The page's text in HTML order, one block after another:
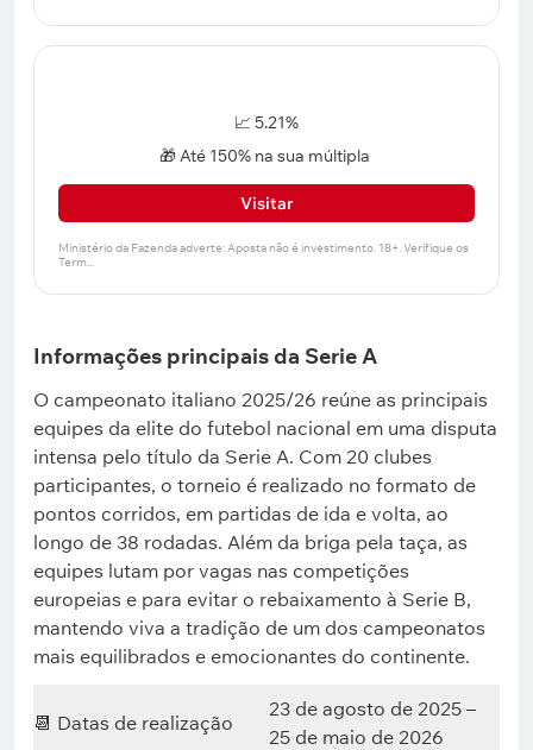
📈 5.21%
🎁 Até 150% na sua múltipla
Visitar
Informações principais da Serie A
O campeonato italiano 2025/26 reúne as principais
equipes da elite do futebol nacional em uma disputa
intensa pelo título da Serie A. Com 20 clubes
participantes, o torneio é realizado no formato de
pontos corridos, em partidas de ida e volta, ao
longo de 38 rodadas. Além da briga pela taça, as
equipes lutam por vagas nas competições
europeias e para evitar o rebaixamento à Serie B,
mantendo viva a tradição de um dos campeonatos
mais equilibrados e emocionantes do continente.
📆 Datas de realização
23 de agosto de 2025 –
25 de maio de 2026